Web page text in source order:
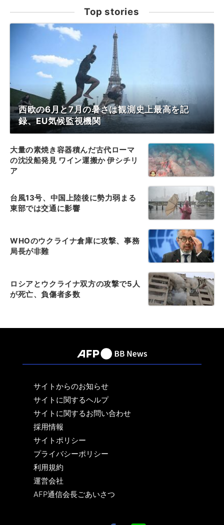
Top stories
西欧の6月と7月の暑さは観測史上最高を記
録、EU気候監視機関
大量の素焼き容器積んだ古代ローマ
の沈没船発見 ワイン運搬か 伊シチリ
ア
台風13号、中国上陸後に勢力弱まる
東部では交通に影響
WHOのウクライナ倉庫に攻撃、事務
局長が非難
ロシアとウクライナ双方の攻撃で5人
が死亡、負傷者多数
サイトからのお知らせ
サイトに関するヘルプ
サイトに関するお問い合わせ
採用情報
サイトポリシー
プライバシーポリシー
利用規約
運営会社
AFP通信会長ごあいさつ